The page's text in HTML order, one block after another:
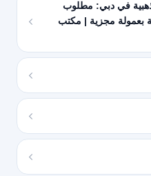
في دبي: مطلوب
بعمولة مجزية | مكتب